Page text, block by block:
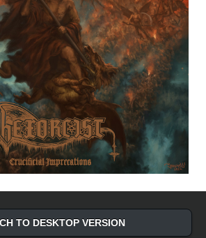
TO DESKTOP VERSION